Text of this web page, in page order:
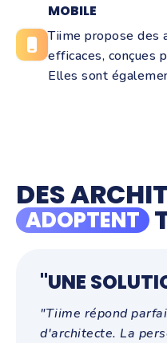
MOBILE
Tiime propose des
efficaces, conçues
Elles sont
DES
ADOPTENT
"UNE
"Tiime répond
d'architecte. La